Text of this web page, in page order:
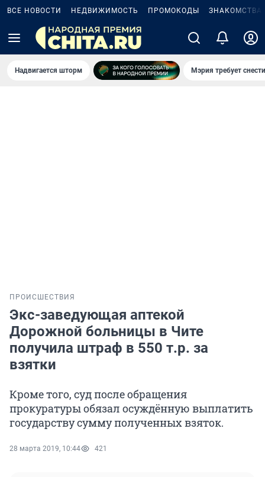
ВСЕ НОВОСТИ НЕДВИЖИМОСТЬ ПРОМОКОДЫ ЗНАКОМСТВА
Надвигается шторм Мэрия требует
ПРОИСШЕСТВИЯ
Экс-заведующая аптекой
Дорожной больницы в Чите
получила штраф в 550 т.р. за
взятки
Кроме того, суд после обращения
прокуратуры обязал осуждённую выплатить
государству сумму полученных взяток.
28 марта 2019, 10:44 421